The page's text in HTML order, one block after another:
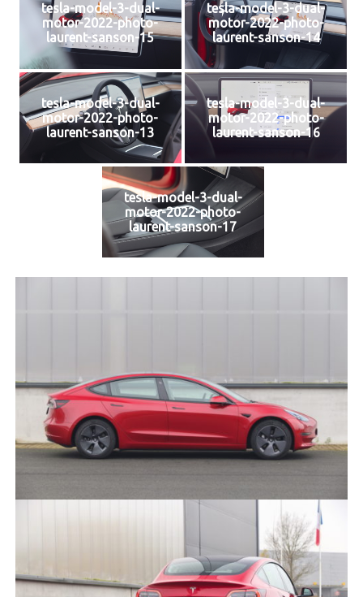
tesla-model-3-dual-
motor-2022-photo-
laurent-sanson-15
tesla-model-3-dual-
motor-2022-photo-
laurent-sanson-14
tesla-model-3-dual-
motor-2022-photo-
laurent-sanson-13
tesla-model-3-dual-
motor-2022-photo-
laurent-sanson-16
tesla-model-3-dual-
motor-2022-photo-
laurent-sanson-17